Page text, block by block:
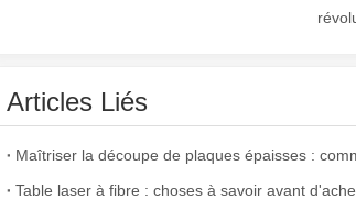
Articles Liés
Table laser à fibre : choses à savoir avant